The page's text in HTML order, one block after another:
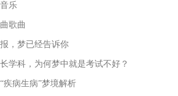
乐
歌曲
，梦已经告诉你
学科，为何梦中就是考试不好？
疾病生病”梦境解析